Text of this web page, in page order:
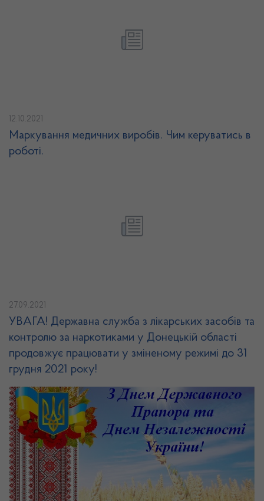
12.10.2021
Маркування медичних виробів. Чим керуватись в
роботі.
27.09.2021
УВАГА! Державна служба з лікарських засобів та
контролю за наркотиками у Донецькій області
продовжує працювати у зміненому режимі до 31
грудня 2021 року!